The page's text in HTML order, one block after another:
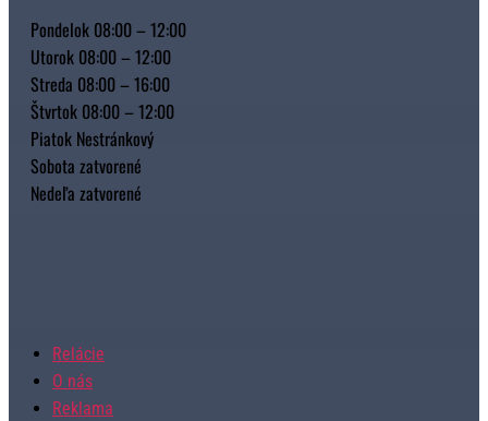
Pondelok 08:00 – 12:00
Utorok 08:00 – 12:00
Streda 08:00 – 16:00
Štvrtok 08:00 – 12:00
Piatok Nestránkový
Sobota zatvorené
Nedeľa zatvorené
Relácie
O nás
Reklama